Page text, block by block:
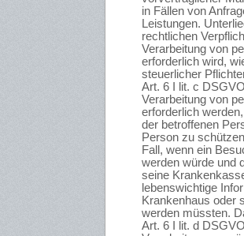
in Fällen von
Leistungen.
rechtlichen
Verarbeitung von
erforderlich wird,
steuerlicher
Art. 6 I lit. c
Verarbeitung von
erforderlich
der betroffenen
Person zu
Fall, wenn ein
werden würde und
seine
lebenswichtige
Krankenhaus oder
werden müssten.
Art. 6 I lit. d